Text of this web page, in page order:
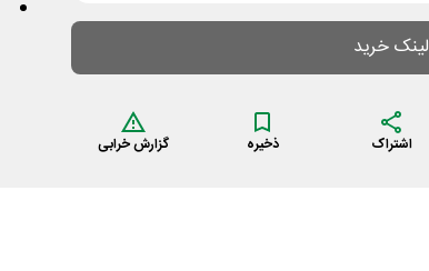
لینک خرید
اشتراک ذخیره گزارش خرابی